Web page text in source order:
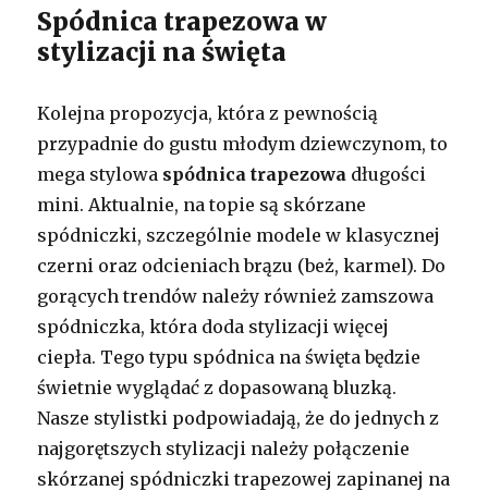
Spódnica trapezowa w
stylizacji na święta
Kolejna propozycja, która z pewnością
przypadnie do gustu młodym dziewczynom, to
mega stylowa spódnica trapezowa długości
mini. Aktualnie, na topie są skórzane
spódniczki, szczególnie modele w klasycznej
czerni oraz odcieniach brązu (beż, karmel). Do
gorących trendów należy również zamszowa
spódniczka, która doda stylizacji więcej
ciepła. Tego typu spódnica na święta będzie
świetnie wyglądać z dopasowaną bluzką.
Nasze stylistki podpowiadają, że do jednych z
najgorętszych stylizacji należy połączenie
skórzanej spódniczki trapezowej zapinanej na